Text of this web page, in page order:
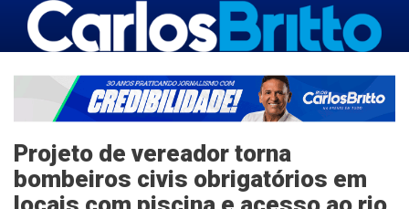
Projeto de vereador torna
bombeiros civis obrigatórios em